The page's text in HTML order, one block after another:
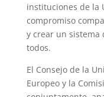
instituciones de la
compromiso
y crear un sistema
todos.
El Consejo de la
Europeo y la